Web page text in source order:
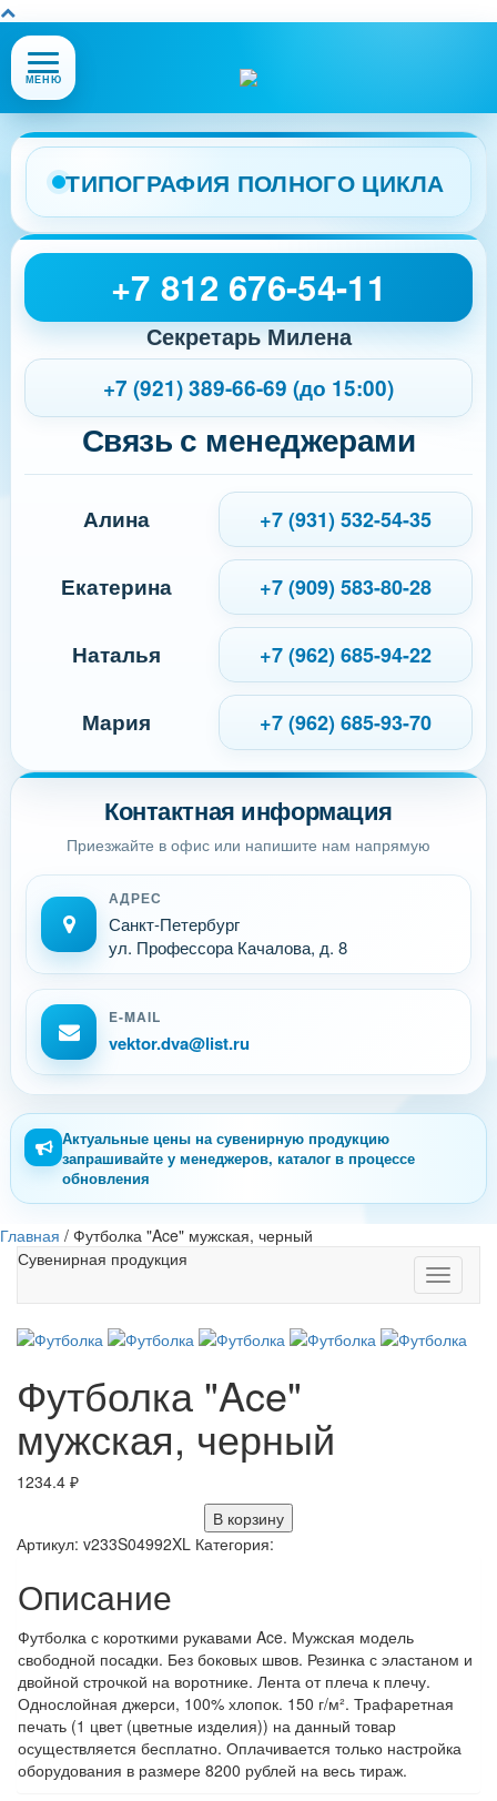
Открыть
или
меню
сайта
МЕНЮ
ТИПОГРАФИЯ ПОЛНОГО ЦИКЛА
Контактная информация
Приезжайте в офис или напишите нам напрямую
АДРЕС
Санкт-Петербург
ул. Профессора Качалова, д. 8
E-MAIL
vektor.dva@list.ru
+7 812 676-54-11
Секретарь Милена
+7 (921) 389-66-69 (до 15:00)
Связь с менеджерами
Алина +7 (931) 532-54-35
Екатерина +7 (909) 583-80-28
Наталья +7 (962) 685-94-22
Мария +7 (962) 685-93-70
Актуальные цены на сувенирную продукцию
запрашивайте у менеджеров, каталог в процессе
обновления
Главная / Футболка "Ace" мужская, черный
Toggle
Сувенирная продукция
Футболка "Ace"
мужская, черный
1234.4 ₽
В корзину
Артикул: v233S04992XL Категория:
Описание
Футболка с короткими рукавами Ace. Мужская модель
свободной посадки. Без боковых швов. Резинка с эластаном и
двойной строчкой на воротнике. Лента от плеча к плечу.
Однослойная джерси, 100% хлопок. 150 г/м². Трафаретная
печать (1 цвет (цветные изделия)) на данный товар
осуществляется бесплатно. Оплачивается только настройка
оборудования в размере 8200 рублей на весь тираж.